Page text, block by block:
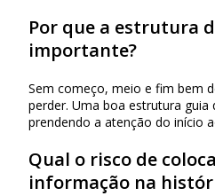
Por que a estrutura
importante?
Sem começo, meio e fim bem
perder. Uma boa estrutura guia
prendendo a atenção do início
Qual o risco de
informação na